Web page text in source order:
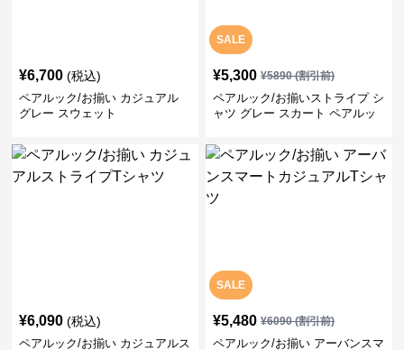
¥6,700 (税込)
ペアルック/お揃い カジュアル
グレー スウェット
SALE
¥5,300 ¥5890(割引前)
ペアルック/お揃いストライプ シ
ャツ グレー スカート ペアルッ
¥6,090 (税込)
ペアルック/お揃い カジュアルス
SALE
¥5,480 ¥6090(割引前)
ペアルック/お揃い アーバンスマ